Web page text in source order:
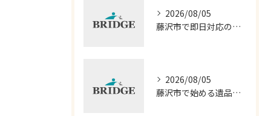
2026/08/05
藤沢市で即日対応の遺品整理サービス徹底解説
2026/08/05
藤沢市で始める遺品整理相談の進め方